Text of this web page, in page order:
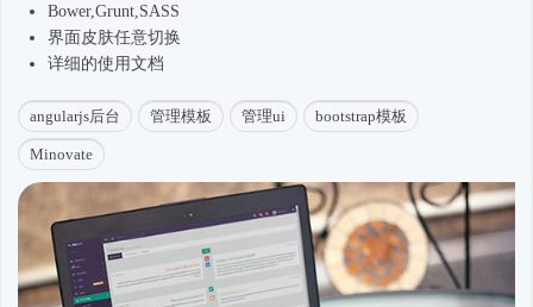
Bower,Grunt,SASS
界面皮肤任意切换
详细的使用文档
angularjs后台 管理模板 管理ui bootstrap模板
Minovate